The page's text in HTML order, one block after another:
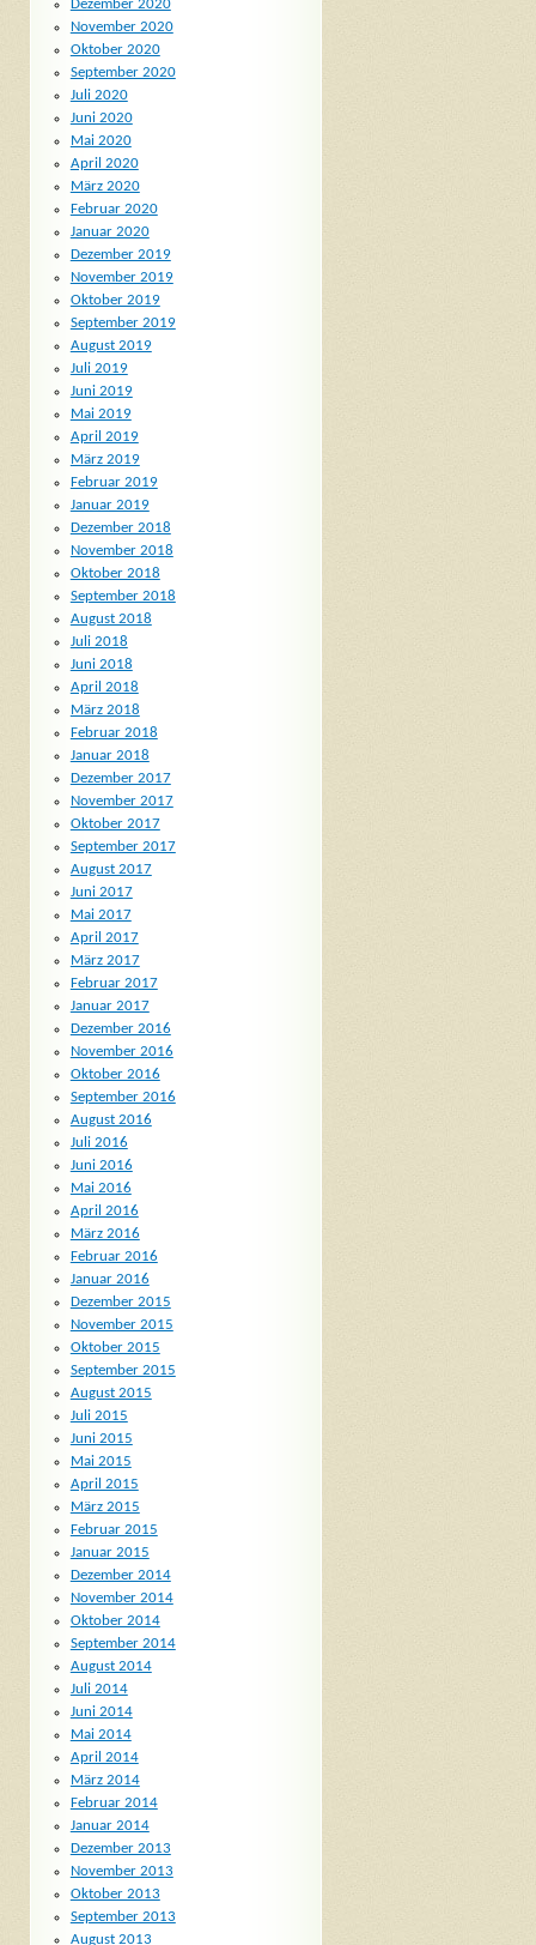
Dezember 2020
November 2020
Oktober 2020
September 2020
Juli 2020
Juni 2020
Mai 2020
April 2020
März 2020
Februar 2020
Januar 2020
Dezember 2019
November 2019
Oktober 2019
September 2019
August 2019
Juli 2019
Juni 2019
Mai 2019
April 2019
März 2019
Februar 2019
Januar 2019
Dezember 2018
November 2018
Oktober 2018
September 2018
August 2018
Juli 2018
Juni 2018
April 2018
März 2018
Februar 2018
Januar 2018
Dezember 2017
November 2017
Oktober 2017
September 2017
August 2017
Juni 2017
Mai 2017
April 2017
März 2017
Februar 2017
Januar 2017
Dezember 2016
November 2016
Oktober 2016
September 2016
August 2016
Juli 2016
Juni 2016
Mai 2016
April 2016
März 2016
Februar 2016
Januar 2016
Dezember 2015
November 2015
Oktober 2015
September 2015
August 2015
Juli 2015
Juni 2015
Mai 2015
April 2015
März 2015
Februar 2015
Januar 2015
Dezember 2014
November 2014
Oktober 2014
September 2014
August 2014
Juli 2014
Juni 2014
Mai 2014
April 2014
März 2014
Februar 2014
Januar 2014
Dezember 2013
November 2013
Oktober 2013
September 2013
August 2013